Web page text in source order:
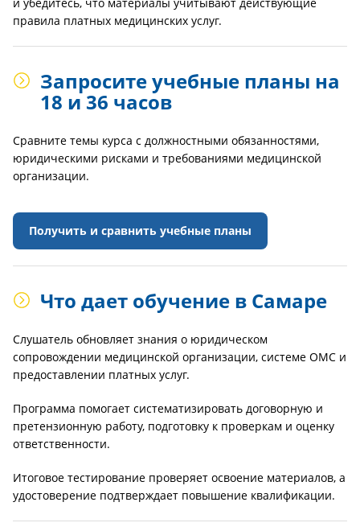
правила платных медицинских услуг.
Запросите учебные планы на
18 и 36 часов
Сравните темы курса с должностными обязанностями,
юридическими рисками и требованиями медицинской
организации.
Получить и сравнить учебные планы
Что дает обучение в Самаре
Слушатель обновляет знания о юридическом
сопровождении медицинской организации, системе ОМС и
предоставлении платных услуг.
Программа помогает систематизировать договорную и
претензионную работу, подготовку к проверкам и оценку
ответственности.
Итоговое тестирование проверяет освоение материалов, а
удостоверение подтверждает повышение квалификации.